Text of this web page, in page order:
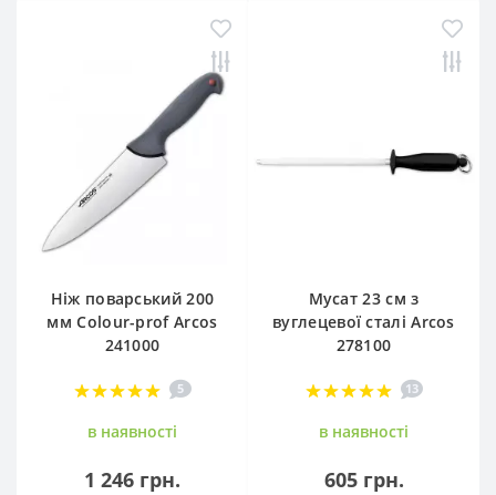
Ніж поварський 200
мм Сolour-prof Arcos
241000
5
в наявностi
1 246 грн.
Мусат 23 см з
вуглецевої сталі Arcos
278100
13
в наявностi
605 грн.